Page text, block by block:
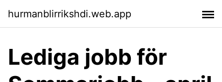
hurmanblirrikshdi.web.app
Lediga jobb för